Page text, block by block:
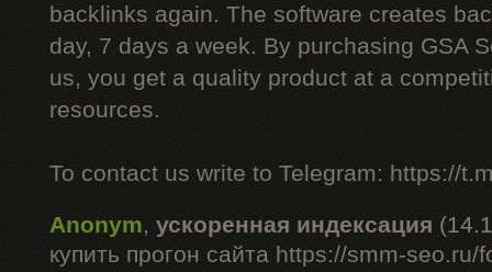
backlinks again. The software creates
day, 7 days a week. By purchasing GSA
us, you get a quality product at a
resources.
To contact us write to Telegram: https://
Anonym, ускоренная индексация
купить прогон сайта https://smm-